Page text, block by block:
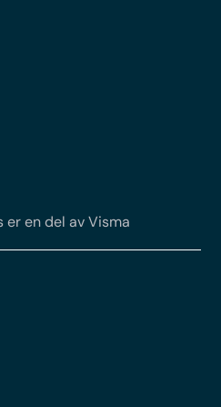
en del av Visma